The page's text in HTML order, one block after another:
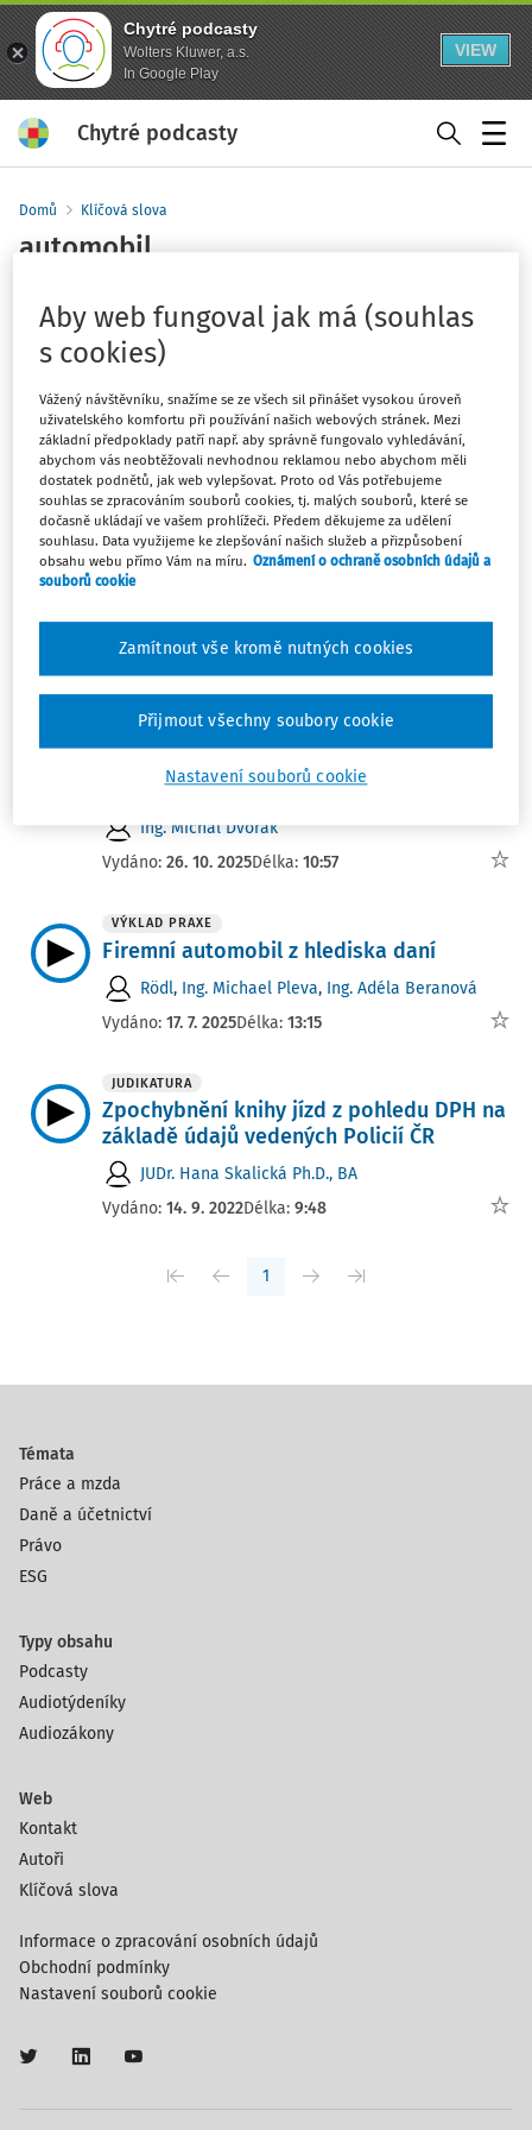
Chytré podcasty
Wolters Kluwer, a.s.
In Google Play
VIEW
Chytré podcasty
Domů Klíčová slova
automobil
Filtr
Počet vyhledaných dokumentů:4
Řadit podle: Nejnovější Nejstarší
VÝKLAD PRAXE
Použití služebního automobilu pro
soukromé účely
EKP Advisory, s.r.o.,Jan Hamáček,Ing. Michal
Škrabiš FCCA
Vydáno:24. 3. 2026Délka:05:23
Rozhovor s Michalem Dvořákem -
Automobil v daních
Ing. Michal Dvořák
Vydáno: 26. 10. 2025Délka: 10:57
VÝKLAD PRAXE
Firemní automobil z hlediska daní
Rödl, Ing. Michael Pleva, Ing. Adéla Beranová
Vydáno: 17. 7. 2025Délka: 13:15
JUDIKATURA
Zpochybnění knihy jízd z pohledu DPH na
základě údajů vedených Policií ČR
JUDr. Hana Skalická Ph.D., BA
Vydáno: 14. 9. 2022Délka: 9:48
1
Témata
Práce a mzda
Daně a účetnictví
Právo
ESG
Typy obsahu
Podcasty
Audiotýdeníky
Audiozákony
Web
Kontakt
Autoři
Klíčová slova
Informace o zpracování osobních údajů
Obchodní podmínky
Nastavení souborů cookie
Aby web fungoval jak má (souhlas
s cookies)
Vážený návštěvníku, snažíme se ze všech sil přinášet vysokou úroveň
uživatelského komfortu při používání našich webových stránek. Mezi
základní předpoklady patří např. aby správně fungovalo vyhledávání,
abychom vás neobtěžovali nevhodnou reklamou nebo abychom měli
dostatek podnětů, jak web vylepšovat. Proto od Vás potřebujeme
souhlas se zpracováním souborů cookies, tj. malých souborů, které se
dočasně ukládají ve vašem prohlížeči. Předem děkujeme za udělení
souhlasu. Data využijeme ke zlepšování našich služeb a přizpůsobení
obsahu webu přímo Vám na míru. Oznámení o ochraně osobních údajů a
souborů cookie
Nastavení souborů cookie
Zamítnout vše kromě nutných cookies
Přijmout všechny soubory cookie